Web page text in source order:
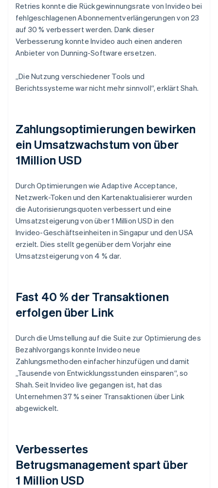
Retries konnte die Rückgewinnungsrate von Invideo bei
fehlgeschlagenen Abonnementverlängerungen von 23
auf 30 % verbessert werden. Dank dieser
Verbesserung konnte Invideo auch einen anderen
Anbieter von Dunning-Software ersetzen.
„Die Nutzung verschiedener Tools und
Berichtssysteme war nicht mehr sinnvoll“, erklärt Shah.
Zahlungsoptimierungen bewirken
ein Umsatzwachstum von über
1Million USD
Durch Optimierungen wie Adaptive Acceptance,
Netzwerk-Token und den Kartenaktualisierer wurden
die Autorisierungsquoten verbessert und eine
Umsatzsteigerung von über 1 Million USD in den
Invideo-Geschäftseinheiten in Singapur und den USA
erzielt. Dies stellt gegenüber dem Vorjahr eine
Umsatzsteigerung von 4 % dar.
Fast 40 % der Transaktionen
erfolgen über Link
Durch die Umstellung auf die Suite zur Optimierung des
Bezahlvorgangs konnte Invideo neue
Zahlungsmethoden einfacher hinzufügen und damit
„Tausende von Entwicklungsstunden einsparen“, so
Shah. Seit Invideo live gegangen ist, hat das
Unternehmen 37 % seiner Transaktionen über Link
abgewickelt.
Verbessertes
Betrugsmanagement spart über
1 Million USD